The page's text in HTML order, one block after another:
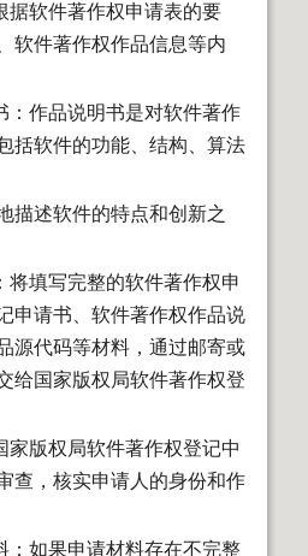
据软件著作权申请表的要
软件著作权作品信息等内
：作品说明书是对软件著作
括软件的功能、结构、算法
描述软件的特点和创新之
将填写完整的软件著作权申
申请书、软件著作权作品说
源代码等材料，通过邮寄或
给国家版权局软件著作权登
家版权局软件著作权登记中
查，核实申请人的身份和作
：如果申请材料存在不完整